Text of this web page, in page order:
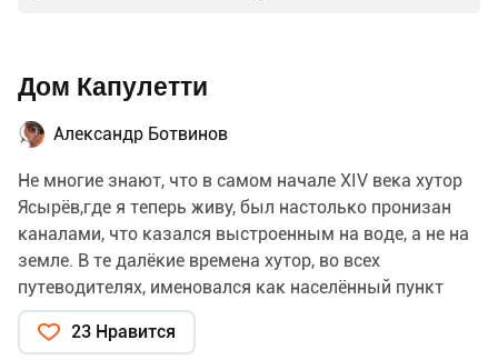
Дом Капулетти
Александр Ботвинов
Не многие знают, что в самом начале XIV века хутор
Ясырёв,где я теперь живу, был настолько пронизан
каналами, что казался выстроенным на воде, а не на
земле. В те далёкие времена хутор, во всех
путеводителях, именовался как населённый пункт
Верона, в котором жила Джульетта, её дети и
родители, о чём талантливо поведал местный
23 Нравится